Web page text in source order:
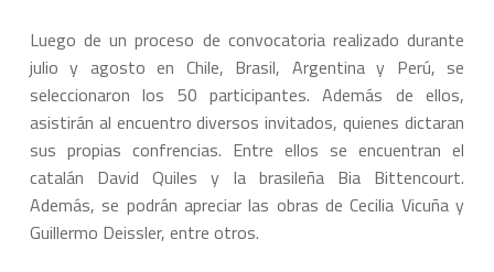
Luego de un proceso de convocatoria realizado durante
julio y agosto en Chile, Brasil, Argentina y Perú, se
seleccionaron los 50 participantes. Además de ellos,
asistirán al encuentro diversos invitados, quienes dictaran
sus propias confrencias. Entre ellos se encuentran el
catalán David Quiles y la brasileña Bia Bittencourt.
Además, se podrán apreciar las obras de Cecilia Vicuña y
Guillermo Deissler, entre otros.